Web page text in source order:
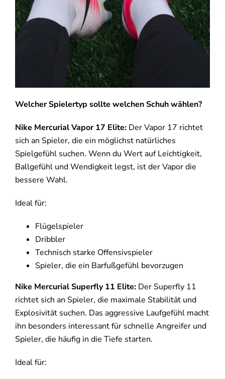
Welcher Spielertyp sollte welchen Schuh wählen?
Nike Mercurial Vapor 17 Elite: Der Vapor 17 richtet
sich an Spieler, die ein möglichst natürliches
Spielgefühl suchen. Wenn du Wert auf Leichtigkeit,
Ballgefühl und Wendigkeit legst, ist der Vapor die
bessere Wahl.
Ideal für:
Flügelspieler
Dribbler
Technisch starke Offensivspieler
Spieler, die ein Barfußgefühl bevorzugen
Nike Mercurial Superfly 11 Elite: Der Superfly 11
richtet sich an Spieler, die maximale Stabilität und
Explosivität suchen. Das aggressive Laufgefühl macht
ihn besonders interessant für schnelle Angreifer und
Spieler, die häufig in die Tiefe starten.
Ideal für: